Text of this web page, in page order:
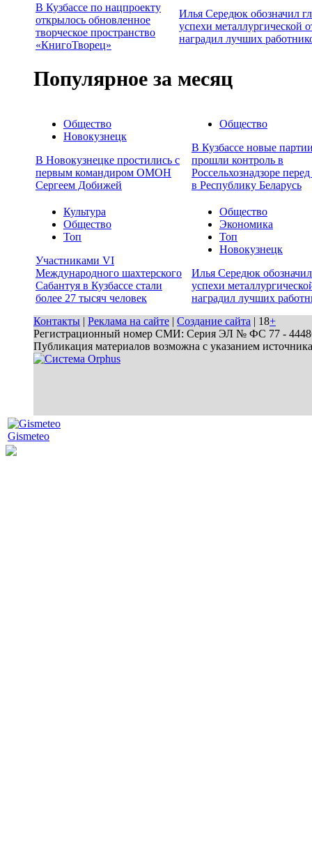
В Кузбассе по нацпроекту
открылось обновленное
творческое пространство
«КнигоТворец»
Илья Середюк обозначил
успехи металлургической
наградил лучших
Популярное за месяц
Общество
Новокузнецк
В Новокузнецке простились с
первым командиром ОМОН
Сергеем Добижей
Общество
В Кузбассе новые
прошли контроль в
Россельхознадзоре
в Республику Беларусь
Культура
Общество
Топ
Участниками VI
Международного шахтерского
Сабантуя в Кузбассе стали
более 27 тысяч человек
Общество
Экономика
Топ
Новокузнецк
Илья Середюк
успехи
наградил лучших
Контакты | Реклама на сайте | Создание сайта | 18+
Регистрационный номер СМИ: Серия ЭЛ № ФС 77 - 44486
Публикация материалов возможна с указанием
Gismeteo